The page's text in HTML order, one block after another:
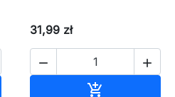
31,99 zł
 
